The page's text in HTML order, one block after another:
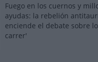
Fuego en los cuernos y
ayudas: la rebelión
enciende el debate sobre
carrer'